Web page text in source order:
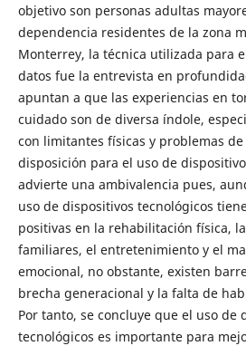
objetivo son personas adultas
dependencia residentes de la zona
Monterrey, la técnica utilizada para
datos fue la entrevista en
apuntan a que las experiencias en
cuidado son de diversa índole,
con limitantes físicas y problemas
disposición para el uso de
advierte una ambivalencia pues,
uso de dispositivos tecnológicos
positivas en la rehabilitación física,
familiares, el entretenimiento y el
emocional, no obstante, existen
brecha generacional y la falta de
Por tanto, se concluye que el uso de
tecnológicos es importante para